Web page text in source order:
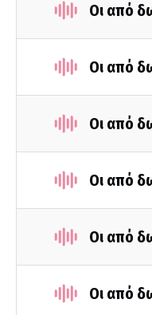
Οι από
Οι από
Οι από
Οι από
Οι από
Οι από